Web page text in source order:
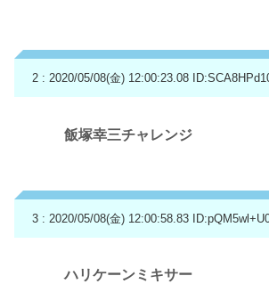
2 : 2020/05/08(金) 12:00:23.08
飯塚幸三チャレンジ
3 : 2020/05/08(金) 12:00:58.83
ハリケーンミキサー